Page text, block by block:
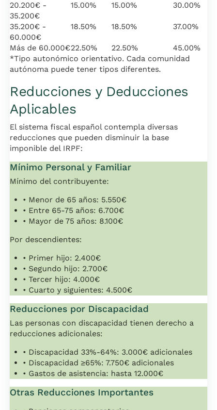
20.200€ -
35.200€
15.00% 15.00% 30.00%
35.200€ -
60.000€
18.50% 18.50% 37.00%
Más de 60.000€22.50% 22.50%
45.00%
*Tipo autonómico orientativo. Cada comunidad
autónoma puede tener tipos diferentes.
Reducciones y Deducciones
Aplicables
El sistema fiscal español contempla diversas
reducciones que pueden disminuir la base
imponible del IRPF:
Mínimo Personal y Familiar
Mínimo del contribuyente:
• Menor de 65 años: 5.550€
• Entre 65-75 años: 6.700€
• Mayor de 75 años: 8.100€
Por descendientes:
• Primer hijo: 2.400€
• Segundo hijo: 2.700€
• Tercer hijo: 4.000€
• Cuarto y siguientes: 4.500€
Reducciones por Discapacidad
Las personas con discapacidad tienen derecho a
reducciones adicionales:
• Discapacidad 33%-64%: 3.000€ adicionales
• Discapacidad ≥65%: 7.750€ adicionales
• Gastos de asistencia: hasta 12.000€
Otras Reducciones Importantes